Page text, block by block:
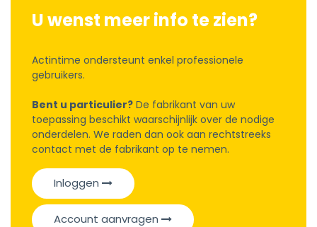
U wenst meer info te zien?
Actintime ondersteunt enkel professionele
gebruikers.
Bent u particulier? De fabrikant van uw
toepassing beschikt waarschijnlijk over de nodige
onderdelen. We raden dan ook aan rechtstreeks
contact met de fabrikant op te nemen.
Inloggen
Account aanvragen